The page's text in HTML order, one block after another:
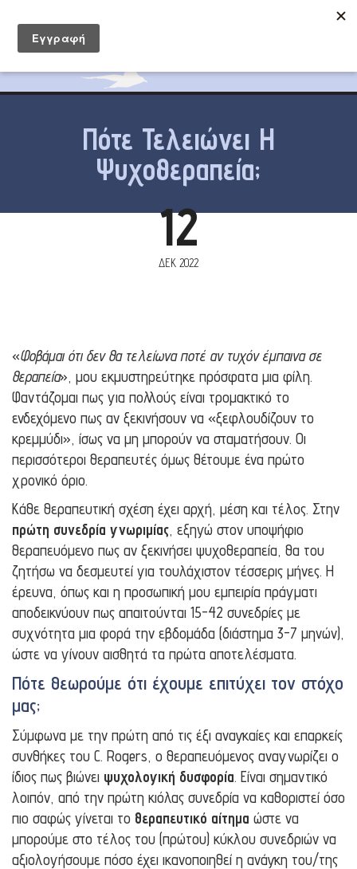
Πότε Τελειώνει Η
Ψυχοθεραπεία;
12
ΔΕΚ 2022
«Φοβάμαι ότι δεν θα τελείωνα ποτέ αν τυχόν έμπαινα σε
θεραπεία», μου εκμυστηρεύτηκε πρόσφατα μια φίλη.
Φαντάζομαι πως για πολλούς είναι τρομακτικό το
ενδεχόμενο πως αν ξεκινήσουν να «ξεφλουδίζουν το
κρεμμύδι», ίσως να μη μπορούν να σταματήσουν. Οι
περισσότεροι θεραπευτές όμως θέτουμε ένα πρώτο
χρονικό όριο.
Κάθε θεραπευτική σχέση έχει αρχή, μέση και τέλος. Στην
πρώτη συνεδρία γνωριμίας , εξηγώ στον υποψήφιο
θεραπευόμενο πως αν ξεκινήσει ψυχοθεραπεία, θα του
ζητήσω να δεσμευτεί για τουλάχιστον τέσσερις μήνες. Η
έρευνα, όπως και η προσωπική μου εμπειρία πράγματι
αποδεικνύουν πως απαιτούνται 15-42 συνεδρίες με
συχνότητα μια φορά την εβδομάδα (διάστημα 3-7 μηνών),
ώστε να γίνουν αισθητά τα πρώτα αποτελέσματα.
Πότε θεωρούμε ότι έχουμε επιτύχει τον στόχο
μας;
Σύμφωνα με την πρώτη από τις έξι αναγκαίες και επαρκείς
συνθήκες του C. Rogers, ο θεραπευόμενος αναγνωρίζει ο
ίδιος πως βιώνει ψυχολογική δυσφορία. Είναι σημαντικό
λοιπόν, από την πρώτη κιόλας συνεδρία να καθοριστεί όσο
πιο σαφώς γίνεται το θεραπευτικό αίτημα ώστε να
μπορούμε στο τέλος του (πρώτου) κύκλου συνεδριών να
αξιολογήσουμε πόσο έχει ικανοποιηθεί η ανάγκη του/της